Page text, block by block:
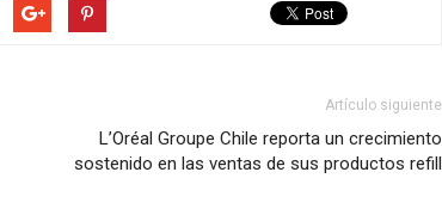
Artículo siguiente
L’Oréal Groupe Chile reporta un crecimiento
sostenido en las ventas de sus productos refill